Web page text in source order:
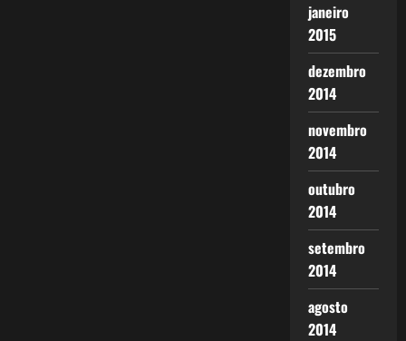
janeiro
2015
dezembro
2014
novembro
2014
outubro
2014
setembro
2014
agosto
2014